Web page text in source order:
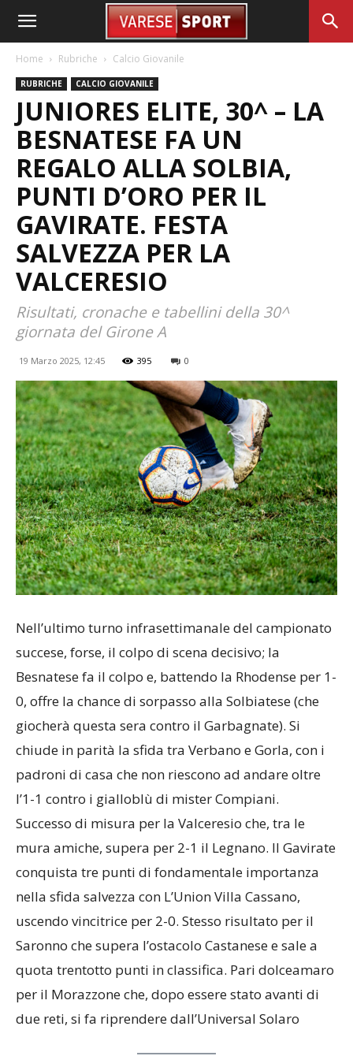
Home Rubriche Calcio Giovanile
RUBRICHE CALCIO GIOVANILE
JUNIORES ELITE, 30^ – LA
BESNATESE FA UN
REGALO ALLA SOLBIA,
PUNTI D’ORO PER IL
GAVIRATE. FESTA
SALVEZZA PER LA
VALCERESIO
Risultati, cronache e tabellini della 30^
giornata del Girone A
19 Marzo 2025, 12:45 395 0
Nell’ultimo turno infrasettimanale del campionato
succese, forse, il colpo di scena decisivo; la
Besnatese fa il colpo e, battendo la Rhodense per 1-
0, offre la chance di sorpasso alla Solbiatese (che
giocherà questa sera contro il Garbagnate). Si
chiude in parità la sfida tra Verbano e Gorla, con i
padroni di casa che non riescono ad andare oltre
l’1-1 contro i gialloblù di mister Compiani.
Successo di misura per la Valceresio che, tra le
mura amiche, supera per 2-1 il Legnano. Il Gavirate
conquista tre punti di fondamentale importanza
nella sfida salvezza con L’Union Villa Cassano,
uscendo vincitrice per 2-0. Stesso risultato per il
Saronno che supera l’ostacolo Castanese e sale a
quota trentotto punti in classifica. Pari dolceamaro
per il Morazzone che, dopo essere stato avanti di
due reti, si fa riprendere dall’Universal Solaro